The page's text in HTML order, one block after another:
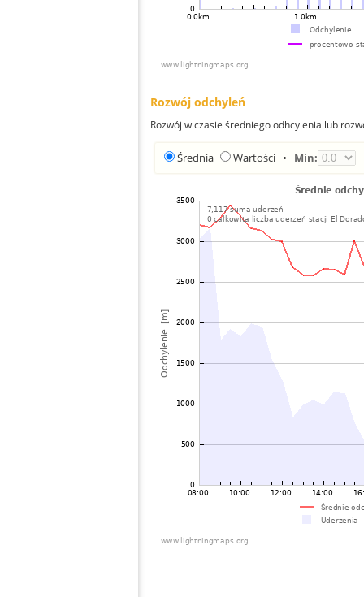
Rozwój odchyleń
Rozwój w czasie średniego odhcylenia lub
Średnia Wartości • Min: